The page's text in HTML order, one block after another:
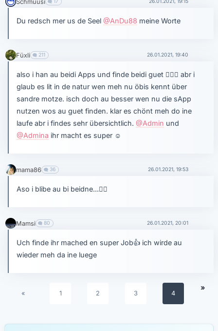
Schmuusi
Du redsch mer us de Seel @AnDu88 meine Worte
Füxli 211 26.01.2021, 19:40
also i han au beidi Apps und finde beidi guet 🤷🏻‍♀️ abr i
glaub es lit in de natur wen meh nu öbis kennt über
sandre motze. isch doch au besser wen nu die sApp
nutzen wos au guet finden. klar es chönt meh do ine
laufe abr i findes sehr übersichtlich. @Admin und
@Admina ihr macht es super ☺
mama86 36 26.01.2021, 19:53
Aso i blibe au bi beidne...👍🏼
Mamsi 80 26.01.2021, 20:01
Uch finde ihr mached en super Job👍 ich wirde au
wieder meh da ine luege
« 1 2 3 4
»